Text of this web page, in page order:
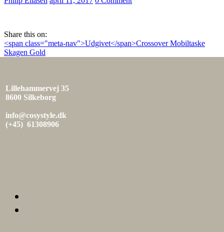
Share this on:
Indlæg
navigation
<span class="meta-nav">Udgivet</span>Crossover Mobiltaske
Skagen Gold
Lillehammervej 35
8600 Silkeborg
info@cosystyle.dk
(+45) 61308906